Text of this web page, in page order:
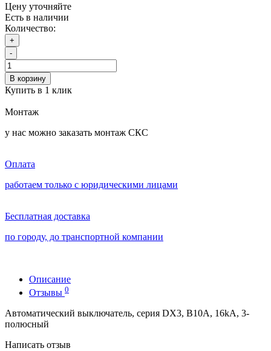
Цену уточняйте
Есть в наличии
Количество:
+
-
В корзину
Купить в 1 клик
Монтаж
у нас можно заказать монтаж СКС
Оплата
работаем только с юридическими лицами
Бесплатная доставка
по городу, до транспортной компании
Описание
Отзывы 0
Автоматический выключатель, серия DX3, B10A, 16kA, 3-
полюсный
Написать отзыв